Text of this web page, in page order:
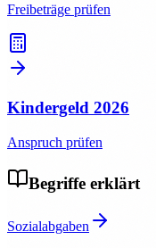
Freibeträge prüfen
Kindergeld 2026
Anspruch prüfen
Begriffe erklärt
Sozialabgaben